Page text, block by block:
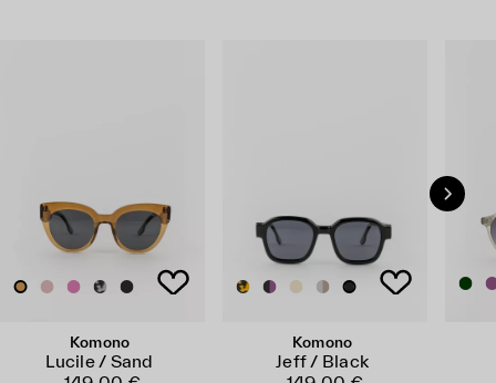
Komono
Lucile / Sand
Komono
Jeff / Black